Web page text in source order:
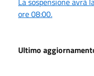
ore 08:00.
Ultimo